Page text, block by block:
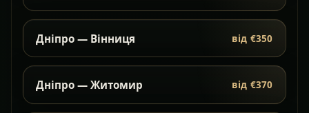
Дніпро — Вінниця від €350
Дніпро — Житомир від €370